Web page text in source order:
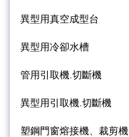
異型用真空成型台
異型用冷卻水槽
管用引取機.切斷機
異型用引取機.切斷機
塑鋼門窗熔接機、裁剪機